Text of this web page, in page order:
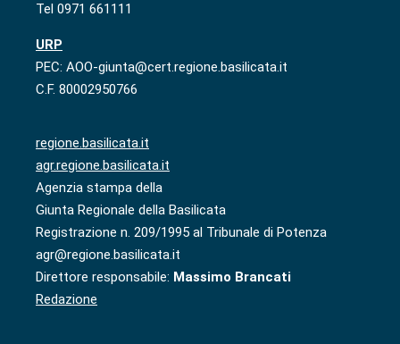
Tel 0971 661111
URP
PEC: AOO-giunta@cert.regione.basilicata.it
C.F. 80002950766
regione.basilicata.it
agr.regione.basilicata.it
Agenzia stampa della
Giunta Regionale della Basilicata
Registrazione n. 209/1995 al Tribunale di Potenza
agr@regione.basilicata.it
Direttore responsabile: Massimo Brancati
Redazione